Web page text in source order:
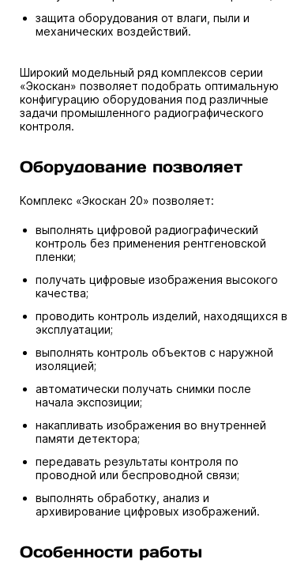
защита оборудования от влаги, пыли и
механических воздействий.
Широкий модельный ряд комплексов серии
«Экоскан» позволяет подобрать оптимальную
конфигурацию оборудования под различные
задачи промышленного радиографического
контроля.
Оборудование позволяет
Комплекс «Экоскан 20» позволяет:
выполнять цифровой радиографический
контроль без применения рентгеновской
пленки;
получать цифровые изображения высокого
качества;
проводить контроль изделий, находящихся в
эксплуатации;
выполнять контроль объектов с наружной
изоляцией;
автоматически получать снимки после
начала экспозиции;
накапливать изображения во внутренней
памяти детектора;
передавать результаты контроля по
проводной или беспроводной связи;
выполнять обработку, анализ и
архивирование цифровых изображений.
Особенности работы